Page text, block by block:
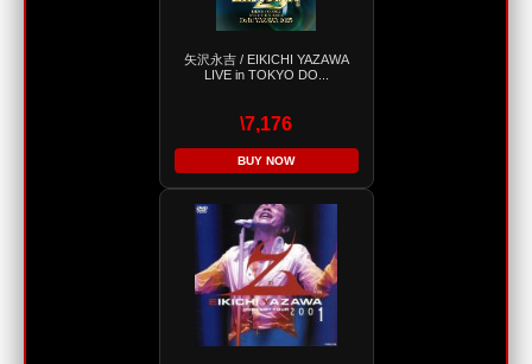
矢沢永吉 / EIKICHI YAZAWA
LIVE in TOKYO DO...
\7,176
BUY NOW